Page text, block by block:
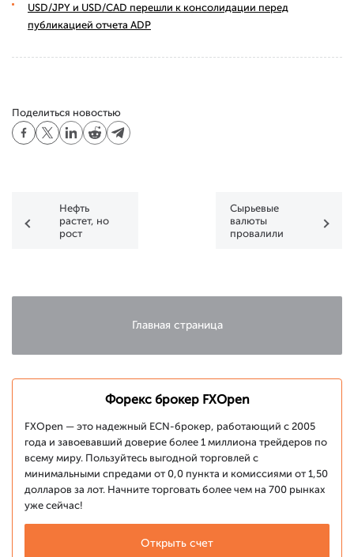
USD/JPY и USD/CAD перешли к консолидации перед
публикацией отчета ADP
Поделиться новостью
Нефть
растет, но
рост
Сырьевые
валюты
провалили
Главная страница
Форекс брокер FXOpen
FXOpen — это надежный ECN-брокер, работающий с 2005
года и завоевавший доверие более 1 миллиона трейдеров по
всему миру. Пользуйтесь выгодной торговлей с
минимальными спредами от 0,0 пункта и комиссиями от 1,50
долларов за лот. Начните торговать более чем на 700 рынках
уже сейчас!
Открыть счет